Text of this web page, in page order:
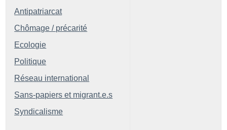
Antipatriarcat
Chômage / précarité
Ecologie
Politique
Réseau international
Sans-papiers et migrant.e.s
Syndicalisme